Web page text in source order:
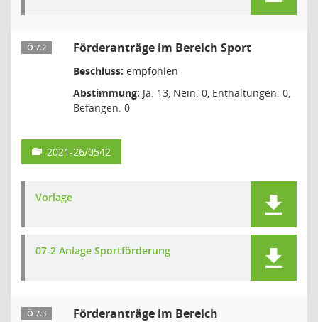
Ö 7.2 Förderanträge im Bereich Sport
Beschluss: empfohlen
Abstimmung: Ja: 13, Nein: 0, Enthaltungen: 0,
Befangen: 0
2021-26/0542
Vorlage
07-2 Anlage Sportförderung
Ö 7.3
Förderanträge im Bereich